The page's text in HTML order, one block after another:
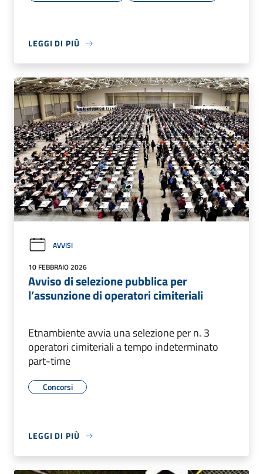
LEGGI DI PIÙ
AVVISI
10 FEBBRAIO 2026
Avviso di selezione pubblica per
l’assunzione di operatori cimiteriali
Etnambiente avvia una selezione per n. 3
operatori cimiteriali a tempo indeterminato
part-time
Concorsi
LEGGI DI PIÙ